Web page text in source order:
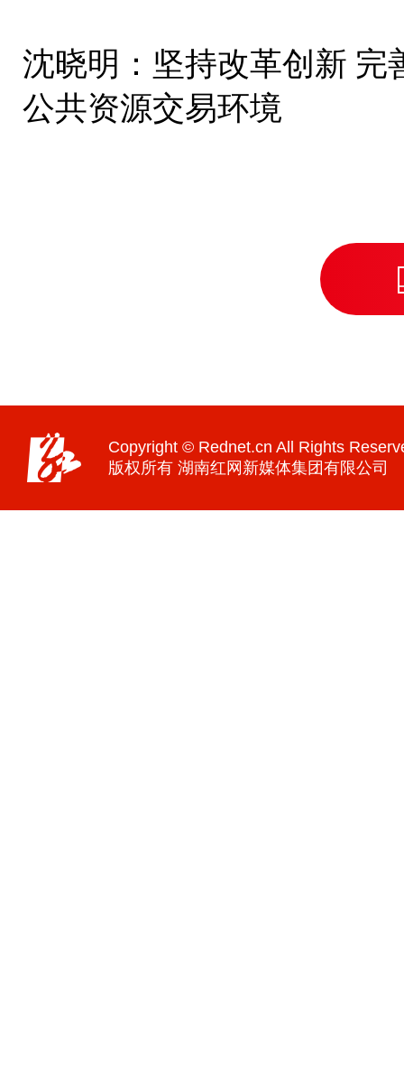
沈晓明：坚持改革创新 完
公共资源交易环境
Copyright © Rednet.cn All Rights
版权所有 湖南红网新媒体集团有限公司